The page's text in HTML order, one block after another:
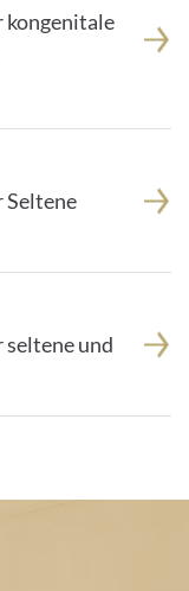
kongenitale
Seltene
seltene und